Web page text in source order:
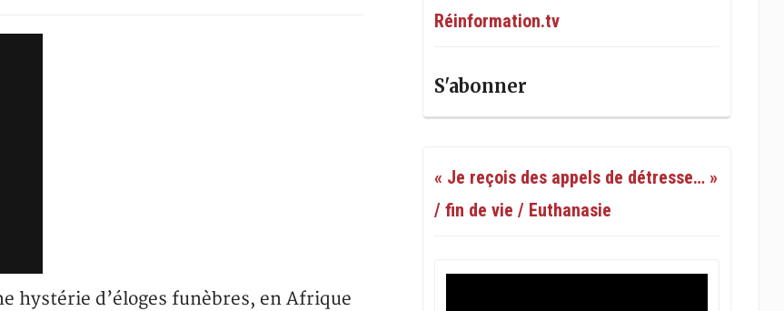
hystérie d’éloges funèbres, en Afrique
Réinformation.tv
S'abonner
« Je reçois des appels de détresse… »
/ fin de vie / Euthanasie